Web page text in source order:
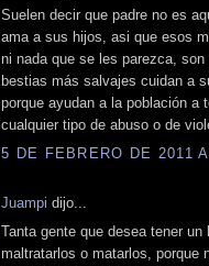
Suelen decir que padre no es
ama a sus hijos, asi que esos
ni nada que se les parezca,
bestias más salvajes cuidan a
porque ayudan a la población a
cualquier tipo de abuso o de
5 DE FEBRERO DE 2011
Juampi dijo...
Tanta gente que desea tener
maltratarlos o matarlos, porque